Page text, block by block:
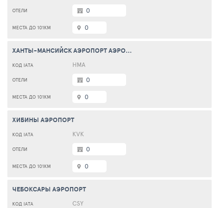
0
0
ХАНТЫ-МАНСИЙСК АЭРОПОРТ АЭРОПОРТ
HMA
0
0
ХИБИНЫ АЭРОПОРТ
KVK
0
0
ЧЕБОКСАРЫ АЭРОПОРТ
CSY